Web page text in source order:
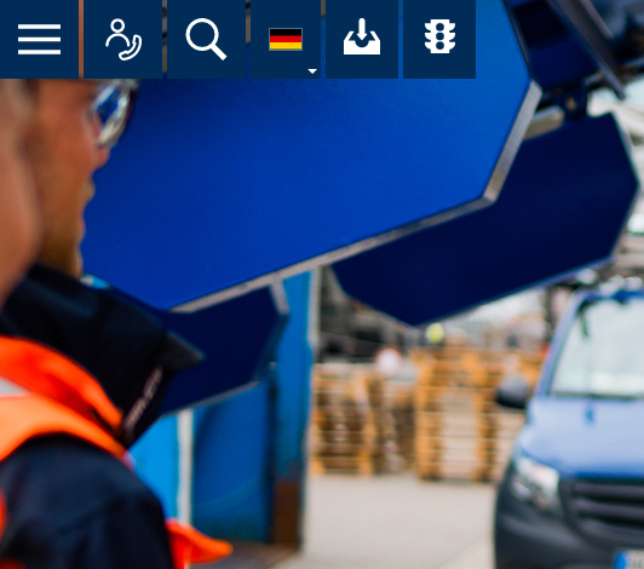
Suche Ihr Download-
Übersicht